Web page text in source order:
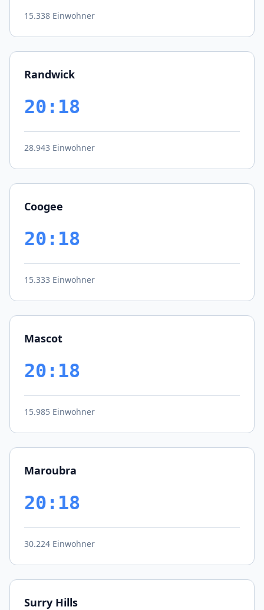
15.338 Einwohner
Randwick
20:18
28.943 Einwohner
Coogee
20:18
15.333 Einwohner
Mascot
20:18
15.985 Einwohner
Maroubra
20:18
30.224 Einwohner
Surry Hills